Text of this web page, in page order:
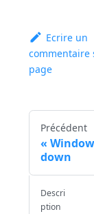
Ecrire un
commentaire
page
Précédent
down
Descri
ption